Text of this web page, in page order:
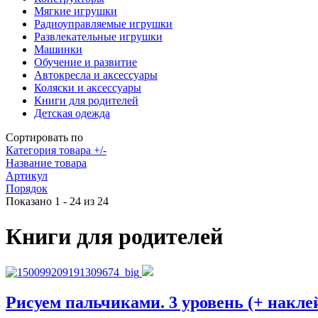
Мягкие игрушки
Радиоуправляемые игрушки
Развлекательные игрушки
Машинки
Обучение и развитие
Автокресла и аксессуары
Коляски и аксессуары
Книги для родителей
Детская одежда
Сортировать по
Категория товара +/-
Название товара
Артикул
Порядок
Показано 1 - 24 из 24
Книги для родителей
Рисуем пальчиками. 3 уровень (+